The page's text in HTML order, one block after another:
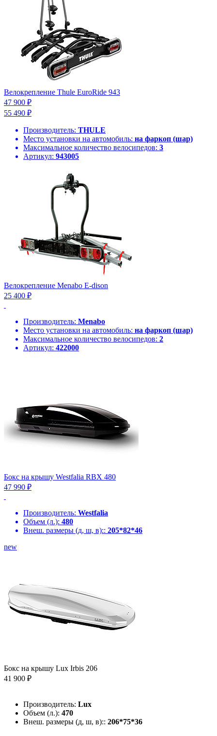
Велокрепление Thule EuroRide 943
47 900 ₽
55 490 ₽
Производитель: THULE
Место установки на автомобиль: на фаркоп (шар)
Максимальное количество велосипедов: 3
Артикул: 943005
Велокрепление Menabo E-dison
25 400 ₽
Производитель: Menabo
Место установки на автомобиль: на фаркоп (шар)
Максимальное количество велосипедов: 2
Артикул: 422000
Бокс на крышу Westfalia RBX 480
47 990 ₽
Производитель: Westfalia
Объем (л.): 480
Внеш. размеры (д, ш, в):: 205*82*46
new
Бокс на крышу Lux Irbis 206
41 900 ₽
Производитель: Lux
Объем (л.): 470
Внеш. размеры (д, ш, в):: 206*75*36